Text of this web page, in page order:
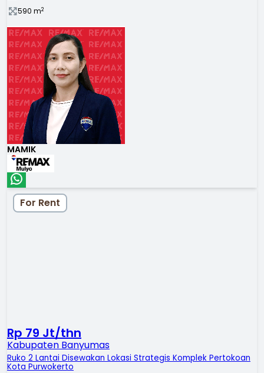
590 m2
MAMIK
For Rent
Rp 79 Jt/thn
Kabupaten Banyumas
Ruko 2 Lantai Disewakan Lokasi Strategis Komplek Pertokoan
Kota Purwokerto